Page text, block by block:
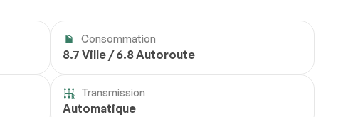
Consommation
8.7 Ville / 6.8 Autoroute
Transmission
Automatique